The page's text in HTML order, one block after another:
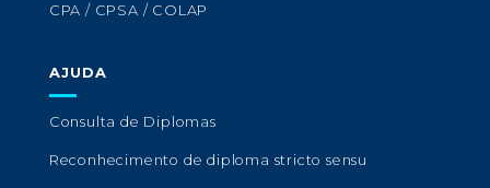
CPA / CPSA / COLAP
AJUDA
Consulta de Diplomas
Reconhecimento de diploma stricto sensu